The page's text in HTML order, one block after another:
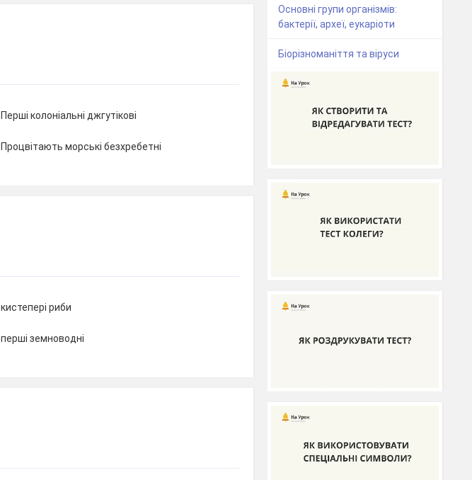
Перші колоніальні джгутікові
Процвітають морські безхребетні
кистепері риби
перші земноводні
Основні групи організмів:
бактерії, археї, еукаріоти
Біорізноманіття та віруси